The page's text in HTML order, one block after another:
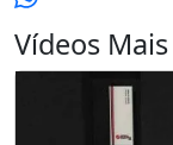
Vídeos